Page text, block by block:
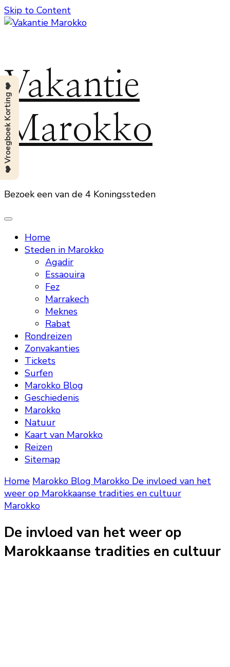
Skip to Content
Vakantie
Marokko
Bezoek een van de 4 Koningssteden
Home
Steden in Marokko
Agadir
Essaouira
Fez
Marrakech
Meknes
Rabat
Rondreizen
Zonvakanties
Tickets
Surfen
Marokko Blog
Geschiedenis
Marokko
Natuur
Kaart van Marokko
Reizen
Sitemap
Home Marokko Blog Marokko De invloed van het
weer op Marokkaanse tradities en cultuur
Marokko
De invloed van het weer op
Marokkaanse tradities en cultuur
❤️ Vroegboek Korting ❤️